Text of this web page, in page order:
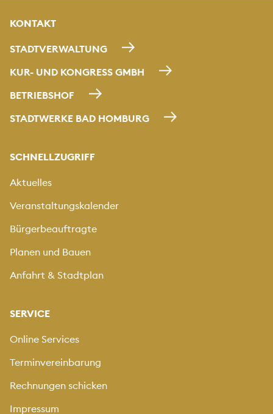
KONTAKT
STADTVERWALTUNG
KUR- UND KONGRESS GMBH
BETRIEBSHOF
STADTWERKE BAD HOMBURG
SCHNELLZUGRIFF
Aktuelles
Veranstaltungskalender
Bürgerbeauftragte
Planen und Bauen
Anfahrt & Stadtplan
SERVICE
Online Services
Terminvereinbarung
Rechnungen schicken
Impressum